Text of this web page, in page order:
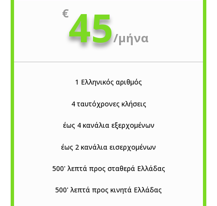
€45/μήνα
1 Ελληνικός αριθμός
4 ταυτόχρονες κλήσεις
έως 4 κανάλια εξερχομένων
έως 2 κανάλια εισερχομένων
500' λεπτά προς σταθερά Ελλάδας
500' λεπτά προς κινητά Ελλάδας